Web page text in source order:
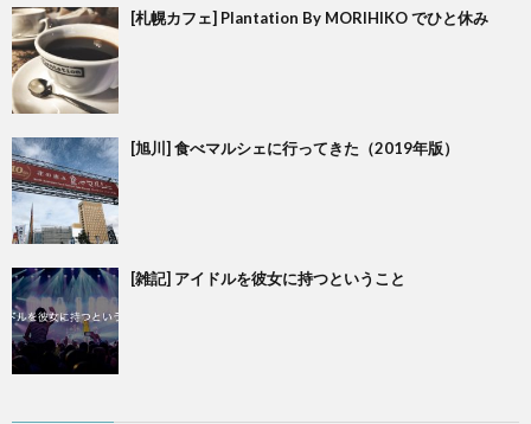
[札幌カフェ] Plantation By MORIHIKO でひと休み
[旭川] 食べマルシェに行ってきた（2019年版）
[雑記] アイドルを彼女に持つということ